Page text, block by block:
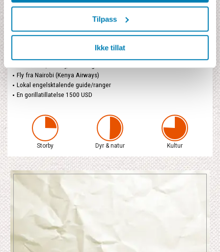
Tilpass
Ikke tillat
Indikationspris
51 050 NOK
inklusive flyskatter og drivstofftillegg
Fly fra Nairobi (Kenya Airways)
Lokal engelsktalende guide/ranger
En gorillatillatelse 1500 USD
Storby Dyr & natur Kultur